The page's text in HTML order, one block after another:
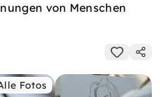
von Menschen
Fotos